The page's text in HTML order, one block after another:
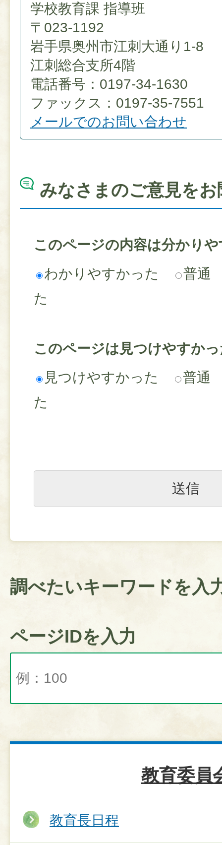
学校教育課 指導班
〒023-1192
岩手県奥州市江刺大通り1-8
江刺総合支所4階
電話番号：0197-34-1630
ファックス：0197-35-7551
メールでのお問い合わせ
みなさまのご意見を
このページの内容は分かり
わかりやすかった
普通
た
このページは見つけやすか
見つけやすかった
普通
た
調べたいキーワードを入
ページIDを入力
教育委員
教育長日程